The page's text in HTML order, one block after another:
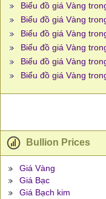
Biểu đồ giá Vàng
Biểu đồ giá Vàng
Biểu đồ giá Vàng
Biểu đồ giá Vàng
Biểu đồ giá Vàng
Biểu đồ giá Vàng
Bullion Prices
Giá Vàng
Giá Bạc
Giá Bạch kim